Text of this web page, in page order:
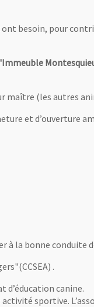
besoin, pour
maître (les autres
et d’ouverture
à la bonne conduite
.
d’éducation canine.
sportive.